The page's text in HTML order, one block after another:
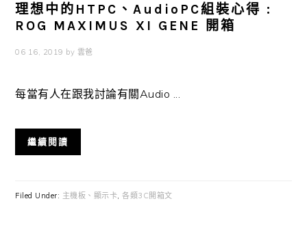
理想中的HTPC、AudioPC組裝心得 :
ROG MAXIMUS XI GENE 開箱
06 16, 2019 by 雲爸
每當有人在跟我討論有關Audio ...
繼續閱讀
Filed Under: 主機板、顯示卡,各類3C開箱文